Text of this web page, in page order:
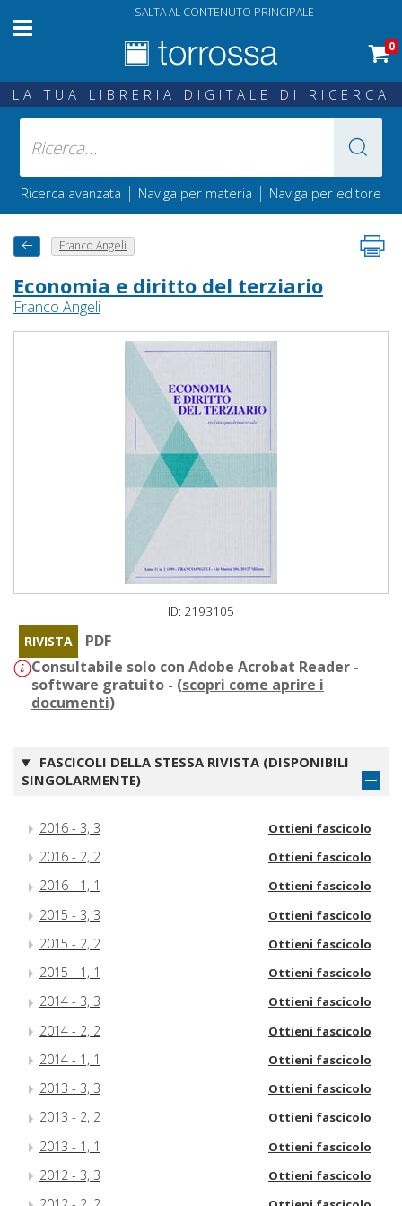
SALTA AL CONTENUTO PRINCIPALE
0
LA TUA LIBRERIA DIGITALE DI RICERCA
Ricerca avanzata | Naviga per materia | Naviga per editore
Franco Angeli
Economia e diritto del terziario
Franco Angeli
ID: 2193105
RIVISTA
PDF
Consultabile solo con Adobe Acrobat Reader -
software gratuito - (scopri come aprire i
documenti)
FASCICOLI DELLA STESSA RIVISTA (DISPONIBILI
SINGOLARMENTE)
2016 - 3, 3 Ottieni fascicolo
2016 - 2, 2 Ottieni fascicolo
2016 - 1, 1 Ottieni fascicolo
2015 - 3, 3 Ottieni fascicolo
2015 - 2, 2 Ottieni fascicolo
2015 - 1, 1 Ottieni fascicolo
2014 - 3, 3 Ottieni fascicolo
2014 - 2, 2 Ottieni fascicolo
2014 - 1, 1 Ottieni fascicolo
2013 - 3, 3 Ottieni fascicolo
2013 - 2, 2 Ottieni fascicolo
2013 - 1, 1 Ottieni fascicolo
2012 - 3, 3 Ottieni fascicolo